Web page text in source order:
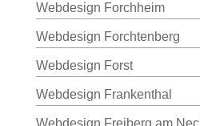
Webdesign Forchheim
Webdesign Forchtenberg
Webdesign Forst
Webdesign Frankenthal
Webdesign Freiberg am